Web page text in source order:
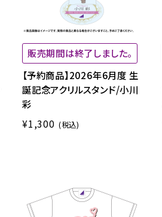
販売期間は終了しました。
【予約商品】2026年6月度 生
誕記念アクリルスタンド/小川
彩
¥1,300 (税込)